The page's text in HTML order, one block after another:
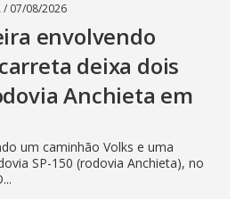
/ 07/08/2026
envolvendo
deixa dois
Anchieta em
um caminhão Volks e uma
SP-150 (rodovia Anchieta), no